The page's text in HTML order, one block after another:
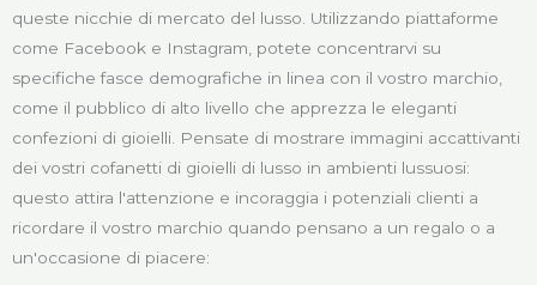
queste nicchie di mercato del lusso. Utilizzando piattaforme
come Facebook e Instagram, potete concentrarvi su
specifiche fasce demografiche in linea con il vostro marchio,
come il pubblico di alto livello che apprezza le eleganti
confezioni di gioielli. Pensate di mostrare immagini accattivanti
dei vostri cofanetti di gioielli di lusso in ambienti lussuosi:
questo attira l'attenzione e incoraggia i potenziali clienti a
ricordare il vostro marchio quando pensano a un regalo o a
un'occasione di piacere: